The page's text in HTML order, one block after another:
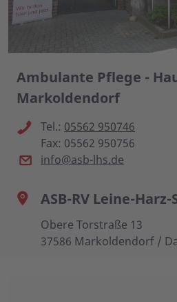
Ambulante Pflege -
Markoldendorf
Tel.: 05562 950746
Fax: 05562 950756
info@asb-lhs.de
ASB-RV Leine-
Obere Torstraße 13
37586 Markoldendorf /